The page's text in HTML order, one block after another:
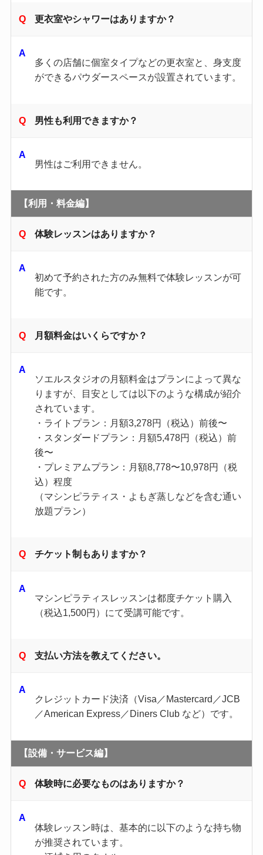
更衣室やシャワーはありますか？
多くの店舗に個室タイプなどの更衣室と、身支度
ができるパウダースペースが設置されています。
男性も利用できますか？
男性はご利用できません。
【利用・料金編】
体験レッスンはありますか？
初めて予約された方のみ無料で体験レッスンが可
能です。
月額料金はいくらですか？
ソエルスタジオの月額料金はプランによって異な
りますが、目安としては以下のような構成が紹介
されています。
・ライトプラン：月額3,278円（税込）前後〜
・スタンダードプラン：月額5,478円（税込）前
後〜
・プレミアムプラン：月額8,778〜10,978円（税
込）程度
（マシンピラティス・よもぎ蒸しなどを含む通い
放題プラン）
チケット制もありますか？
マシンピラティスレッスンは都度チケット購入
（税込1,500円）にて受講可能です。
支払い方法を教えてください。
クレジットカード決済（Visa／Mastercard／JCB
／American Express／Diners Club など）です。
【設備・サービス編】
体験時に必要なものはありますか？
体験レッスン時は、基本的に以下のような持ち物
が推奨されています。